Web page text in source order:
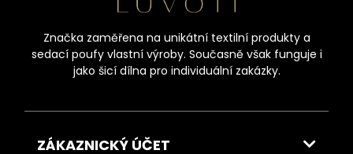
Značka zaměřena na unikátní textilní produkty a
sedací poufy vlastní výroby. Současně však funguje i
jako šicí dílna pro individuální zakázky.
ZÁKAZNICKÝ ÚČET